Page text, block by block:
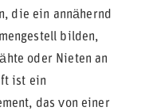
die ein annähernd
bilden,
oder Nieten an
ist ein
das von einer